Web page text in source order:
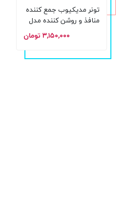
تونر مدیکیوب جمع کننده
منافذ و روشن کننده مدل
Zero Pore Toner حجم۳,۱۵۰,۰۰۰ تومان